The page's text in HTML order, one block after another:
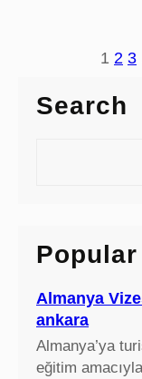
v
n
k
s
d
1 2 3
Search
h
Almanya
ankara
Almanya’ya
eğitim